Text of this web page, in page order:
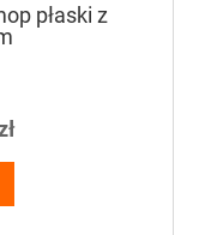
płaski z